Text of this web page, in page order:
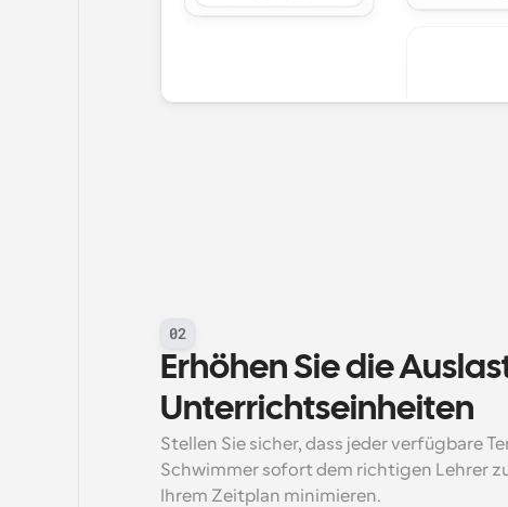
02
Erhöhen Sie die
Unterrichtseinheiten
Stellen Sie sicher, dass jeder verfügbare
Schwimmer sofort dem richtigen Lehrer
Ihrem Zeitplan minimieren.